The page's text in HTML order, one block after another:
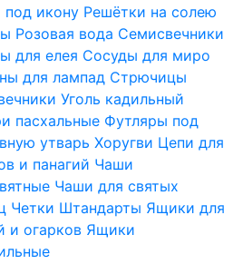
под икону Решётки на солею
Розовая вода Семисвечники
для елея Сосуды для миро
для лампад Стрючицы
Уголь кадильный
пасхальные Футляры под
утварь Хоругви Цепи для
и панагий Чаши
Чаши для святых
Четки Штандарты Ящики для
и огарков Ящики